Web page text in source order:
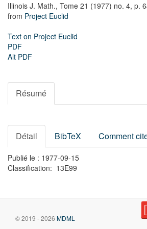
Illinois J. Math., Tome 21 (1977) no. 4, p.
from Project Euclid
Text on Project Euclid
PDF
Alt PDF
Résumé
Détail BibTeX Comment
Publié le : 1977-09-15
Classification: 13E99
© 2019 - 2026 MDML